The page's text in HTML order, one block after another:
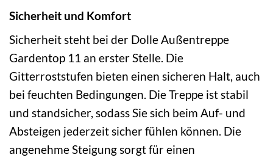
Sicherheit und Komfort
Sicherheit steht bei der Dolle Außentreppe
Gardentop 11 an erster Stelle. Die
Gitterroststufen bieten einen sicheren Halt, auch
bei feuchten Bedingungen. Die Treppe ist stabil
und standsicher, sodass Sie sich beim Auf- und
Absteigen jederzeit sicher fühlen können. Die
angenehme Steigung sorgt für einen